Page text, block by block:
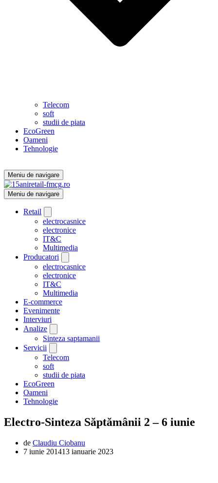
Telecom
soft
studii de piata
EcoGreen
Oameni
Tehnologie
Meniu de navigare
Meniu de navigare
Retail
electrocasnice
electronice
IT&C
Multimedia
Producatori
electrocasnice
electronice
IT&C
Multimedia
E-commerce
Evenimente
Interviuri
Analize
Sinteza saptamanii
Servicii
Telecom
soft
studii de piata
EcoGreen
Oameni
Tehnologie
Electro-Sinteza Săptămânii 2 – 6 iunie
de Claudiu Ciobanu
7 iunie 201413 ianuarie 2023